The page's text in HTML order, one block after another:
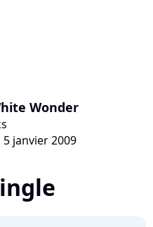
Wonder
janvier 2009